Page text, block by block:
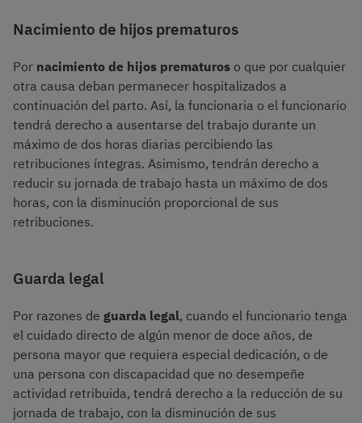
Nacimiento de hijos prematuros
Por nacimiento de hijos prematuros o que por cualquier
otra causa deban permanecer hospitalizados a
continuación del parto. Así, la funcionaria o el funcionario
tendrá derecho a ausentarse del trabajo durante un
máximo de dos horas diarias percibiendo las
retribuciones íntegras. Asimismo, tendrán derecho a
reducir su jornada de trabajo hasta un máximo de dos
horas, con la disminución proporcional de sus
retribuciones.
Guarda legal
Por razones de guarda legal, cuando el funcionario tenga
el cuidado directo de algún menor de doce años, de
persona mayor que requiera especial dedicación, o de
una persona con discapacidad que no desempeñe
actividad retribuida, tendrá derecho a la reducción de su
jornada de trabajo, con la disminución de sus